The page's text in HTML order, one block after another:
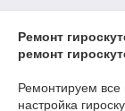
Ремонт
ремонт
Ремонтируем все
настройка